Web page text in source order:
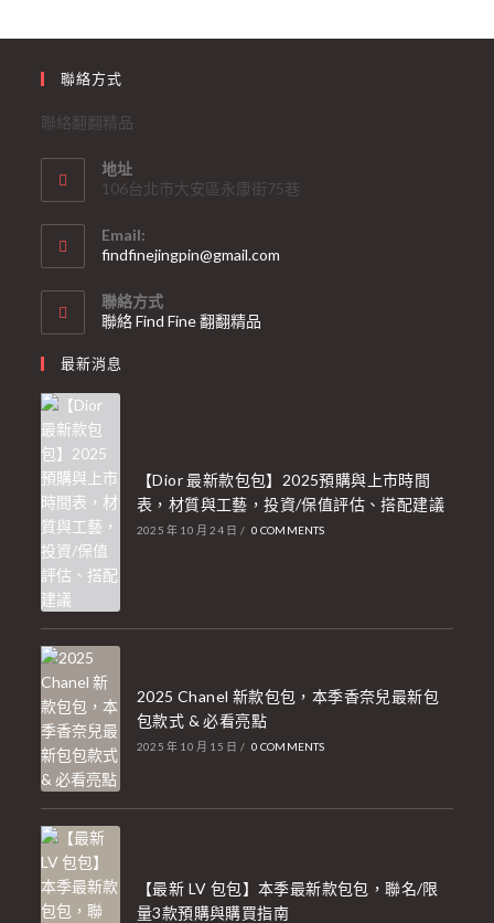
聯絡方式
聯絡翻翻精品
地址
106台北市大安區永康街75巷
Email:
findfinejingpin@gmail.com
聯絡方式
聯絡 Find Fine 翻翻精品
最新消息
【Dior 最新款包包】2025預購與上市時間
表，材質與工藝，投資/保值評估、搭配建議
2025 年 10 月 24 日 / 0 COMMENTS
2025 Chanel 新款包包，本季香奈兒最新包
包款式 & 必看亮點
2025 年 10 月 15 日 / 0 COMMENTS
【最新 LV 包包】本季最新款包包，聯名/限
量3款預購與購買指南